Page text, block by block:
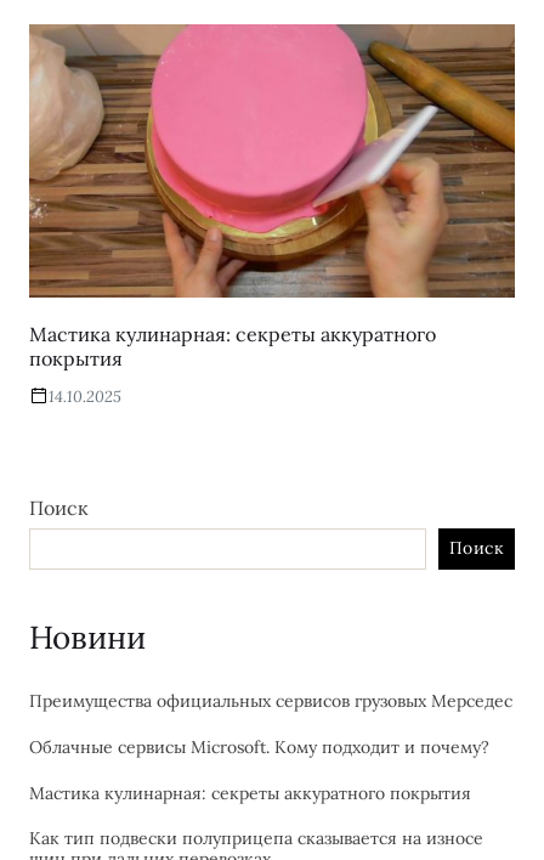
Мастика кулинарная: секреты аккуратного
покрытия
14.10.2025
Поиск
Поиск
Новини
Преимущества официальных сервисов грузовых Мерседес
Облачные сервисы Microsoft. Кому подходит и почему?
Мастика кулинарная: секреты аккуратного покрытия
Как тип подвески полуприцепа сказывается на износе